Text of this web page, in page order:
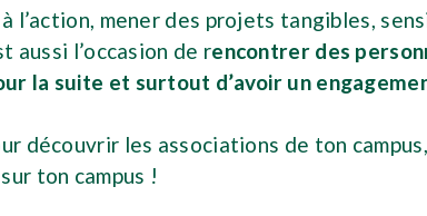
l’action, mener des projets tangibles,
aussi l’occasion de rencontrer des
la suite et surtout d’avoir un
découvrir les associations de ton
ton campus !